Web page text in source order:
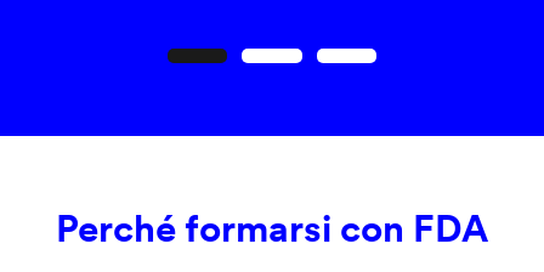
Perché formarsi con FDA